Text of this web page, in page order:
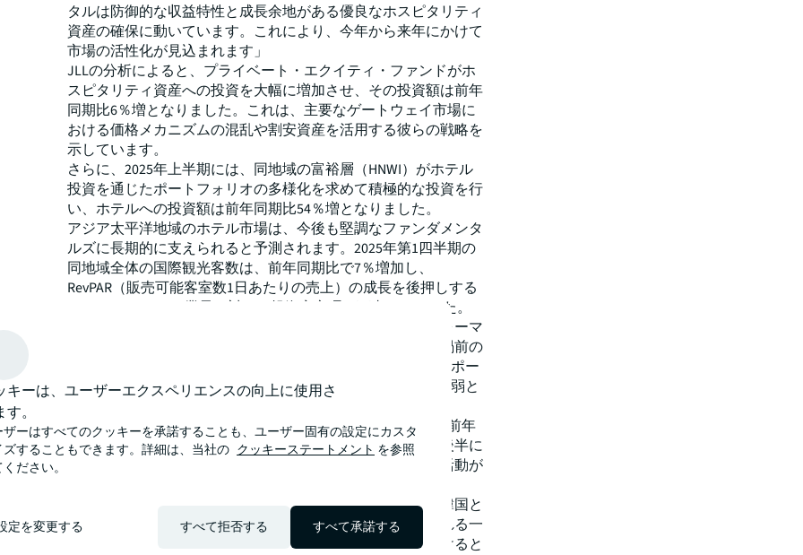
タルは防御的な収益特性と成長余地がある優良なホスピタリティ
資産の確保に動いています。これにより、今年から来年にかけて
市場の活性化が見込まれます」
JLLの分析によると、プライベート・エクイティ・ファンドがホ
スピタリティ資産への投資を大幅に増加させ、その投資額は前年
同期比6％増となりました。これは、主要なゲートウェイ市場に
おける価格メカニズムの混乱や割安資産を活用する彼らの戦略を
示しています。
さらに、2025年上半期には、同地域の富裕層（HNWI）がホテル
投資を通じたポートフォリオの多様化を求めて積極的な投資を行
い、ホテルへの投資額は前年同期比54％増となりました。
アジア太平洋地域のホテル市場は、今後も堅調なファンダメンタ
ルズに長期的に支えられると予測されます。2025年第1四半期の
同地域全体の国際観光客数は、前年同期比で7％増加し、
RevPAR（販売可能客室数1日あたりの売上）の成長を後押しする
とともに 、ホテル業界に対する投資家心理を下支えしました。
一方で、主なゲートウェイ市場では都市ごとに異なるパフォーマ
ンスが見られました。東京は80％を超える稼働率とコロナ禍前の
水準を上回るADR（客室平均単価）を記録しました。シンガポー
ルも2019年を上回るADRを維持し、シドニーも稼働率は80％弱と
JLLは、2025年通年のアジア太平洋地域のホテル投資額は、前年
比5％増の128億米ドルに達すると予測しています。2025年後半に
は、デューデリジェンス中の取引が完了することで、投資活動が
また、日本、オーストラリア、大中華圏、シンガポール、韓国と
いった従来の主要市場では、引き続き高い流動性が維持される一
方で、ベトナムなどの市場では堅固な観光需要の恩恵を受けると
キーは、ユーザーエクスペリエンスの向上に使用さ
。
ザーはすべてのクッキーを承諾することも、ユーザー固有の設定にカスタ
ズすることもできます。詳細は、当社の クッキーステートメント を参照
ださい。
定を変更する すべて拒否する すべて承諾する